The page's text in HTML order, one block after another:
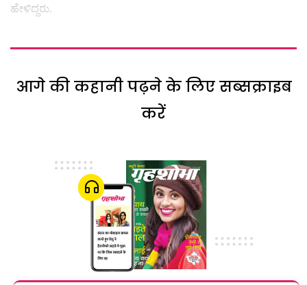
ಹೇಳಿದ್ದರು.
आगे की कहानी पढ़ने के लिए सब्सक्राइब
करें